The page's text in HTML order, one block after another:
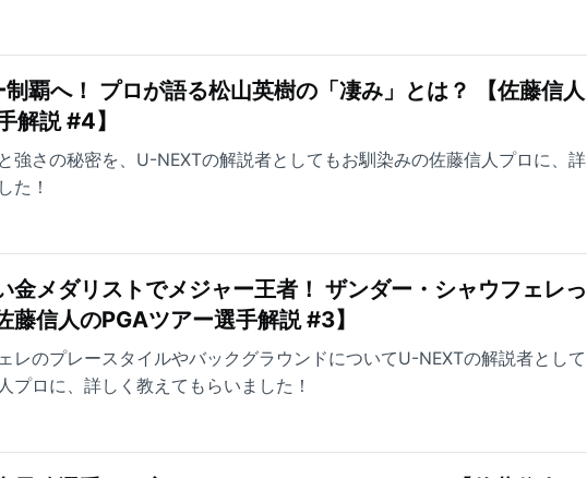
覇へ！ プロが語る松山英樹の「凄み」とは？ 【佐藤信人
解説 #4】
強さの秘密を、U-NEXTの解説者としてもお馴染みの佐藤信人プロに、詳
た！
金メダリストでメジャー王者！ ザンダー・シャウフェレっ
藤信人のPGAツアー選手解説 #3】
レのプレースタイルやバックグラウンドについてU-NEXTの解説者として
プロに、詳しく教えてもらいました！